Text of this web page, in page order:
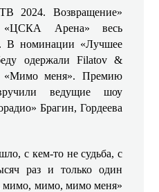
2024. Возвращение»
«ЦСКА Арена» весь
В номинации «Лучшее
одержали Filatov &
«Мимо меня». Премию
ведущие шоу
Брагин, Гордеева
с кем-то не судьба, с
раз и только один
мимо, мимо меня»